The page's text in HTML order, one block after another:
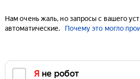
Нам очень жаль, но запросы с вашего
автоматические.
Почему это могло
Я не робот